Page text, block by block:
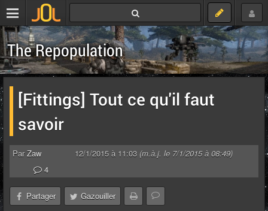
The Repopulation
[Fittings] Tout ce qu'il faut
savoir
ParZaw 12/1/2015 à 11:03 (m.à.j. le 7/1/2015 à 08:49)
4
Partager Gazouiller